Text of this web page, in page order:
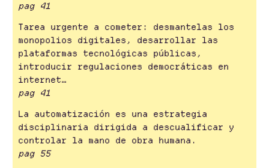
pag 41
Tarea urgente a cometer: desmantelas los
monopolios digitales, desarrollar las
plataformas tecnológicas públicas,
introducir regulaciones democráticas en
internet…
pag 41
La automatización es una estrategia
disciplinaria dirigida a descualificar y
controlar la mano de obra humana.
pag 55